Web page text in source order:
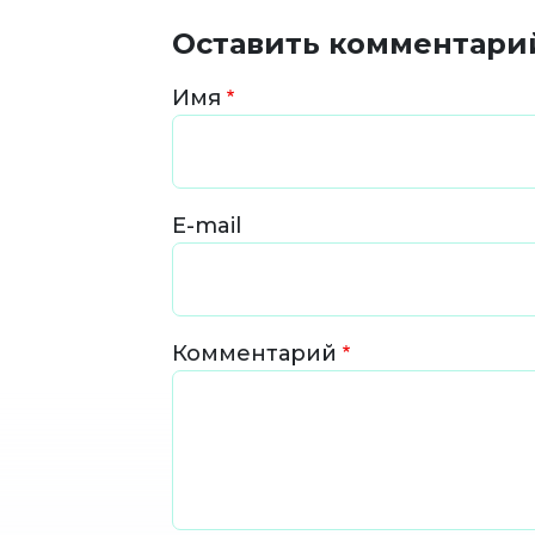
Оставить
Имя
E-mail
Комментарий